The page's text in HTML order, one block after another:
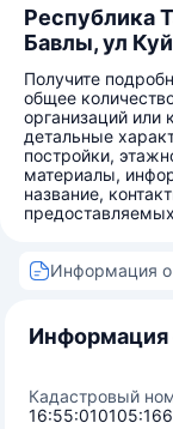
Республика
Бавлы, ул
Получите
общее
организаций
детальные
постройки,
материалы,
название,
Информация
Информация
Кадастровый